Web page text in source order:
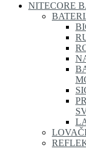
NITECORE